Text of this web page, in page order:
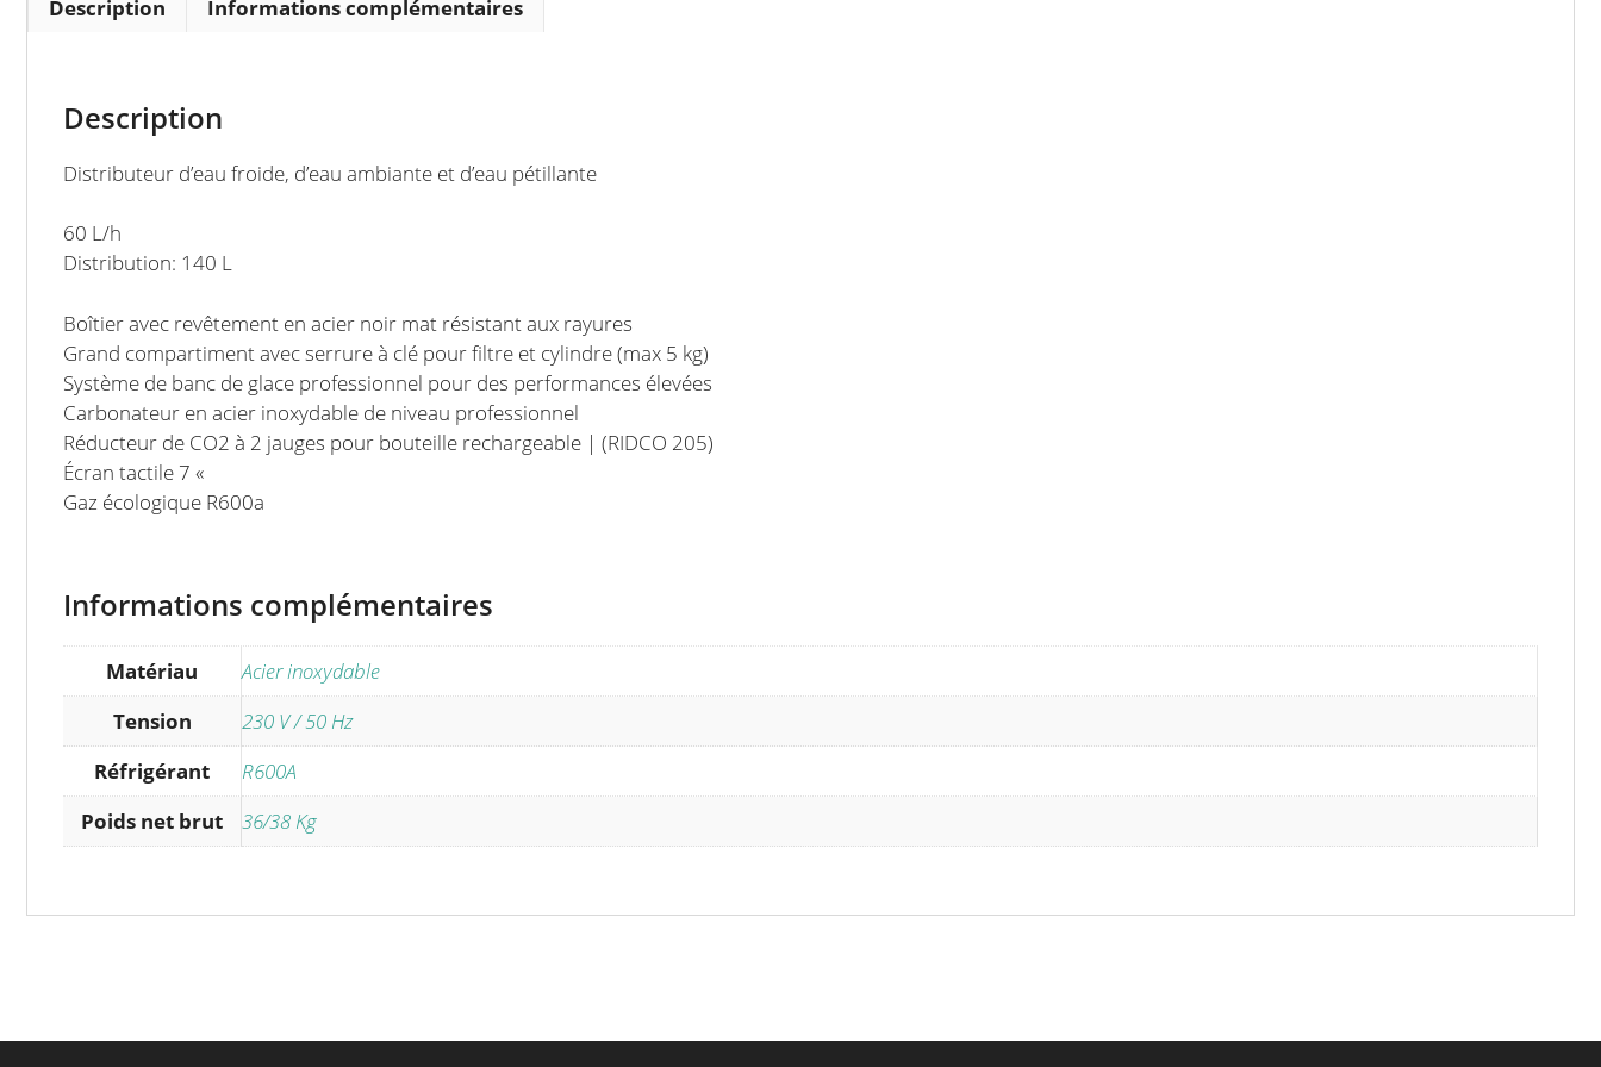
Description Informations complémentaires
Description
Distributeur d’eau froide, d’eau ambiante et d’eau pétillante
60 L/h
Distribution: 140 L
Boîtier avec revêtement en acier noir mat résistant aux rayures
Grand compartiment avec serrure à clé pour filtre et cylindre (max 5 kg)
Système de banc de glace professionnel pour des performances élevées
Carbonateur en acier inoxydable de niveau professionnel
Réducteur de CO2 à 2 jauges pour bouteille rechargeable | (RIDCO 205)
Écran tactile 7 «
Gaz écologique R600a
Informations complémentaires
Matériau
Acier inoxydable
Tension
230 V / 50 Hz
Réfrigérant
R600A
Poids net brut
36/38 Kg